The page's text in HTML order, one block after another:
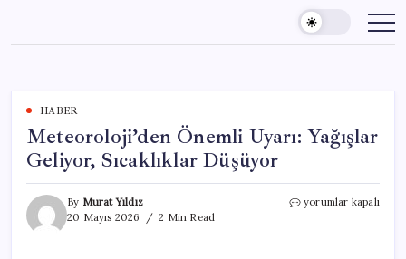
content
HABER
Meteoroloji’den Önemli Uyarı: Yağışlar
Geliyor, Sıcaklıklar Düşüyor
By Murat Yıldız
20 Mayıs 2026
2 Min Read
Meteoroloji’den
yorumlar kapalı